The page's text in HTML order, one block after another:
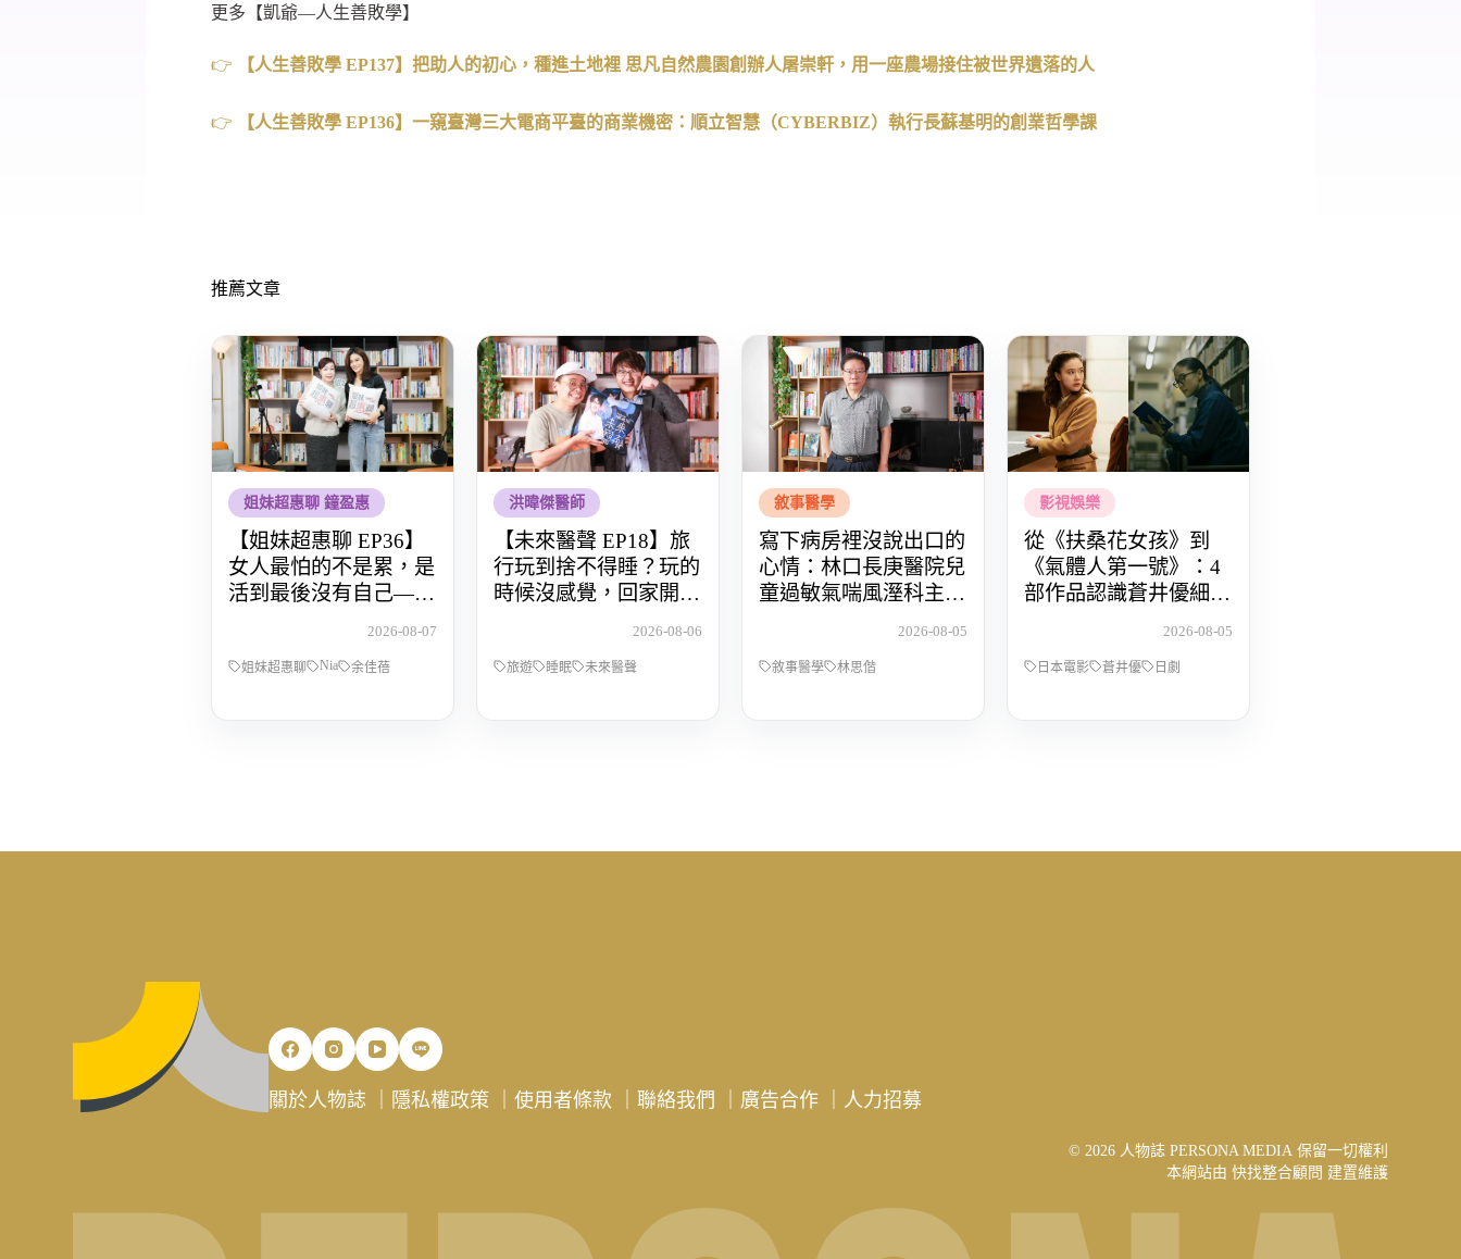
更多【凱爺—人生善敗學】
👉 【人生善敗學 EP137】把助人的初心，種進土地裡 思凡自然農園創辦人屠崇軒，用一座農場接住被世界遺落的人
👉 【人生善敗學 EP136】一窺臺灣三大電商平臺的商業機密：順立智慧（CYBERBIZ）執行長蘇基明的創業哲學課
推薦文章
姐妹超惠聊 鐘盈惠
【姐妹超惠聊 EP36】
女人最怕的不是累，是
活到最後沒有自己——
找回人生主導權的那段
2026-08-07
姐妹超惠聊 Nia 余佳蓓
洪暐傑醫師
【未來醫聲 EP18】旅
行玩到捨不得睡？玩的
時候沒感覺，回家開始
2026-08-06
旅遊 睡眠 未來醫聲
敘事醫學
寫下病房裡沒說出口的
心情：林口長庚醫院兒
童過敏氣喘風溼科主治
2026-08-05
敘事醫學 林思偕
影視娛樂
從《扶桑花女孩》到
《氣體人第一號》：4
部作品認識蒼井優細膩
2026-08-05
日本電影 蒼井優 日劇
關於人物誌 隱私權政策 ｜使用者條款 ｜聯絡我們 廣告合作 人力招募
© 2026 人物誌 PERSONA MEDIA 保留一切權利
本網站由 快找整合顧問 建置維護